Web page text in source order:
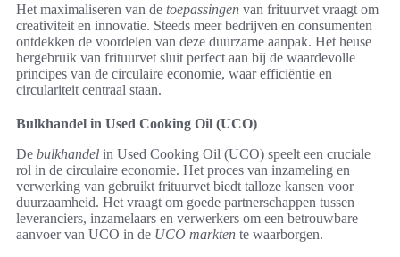
Het maximaliseren van de toepassingen van frituurvet vraagt om
creativiteit en innovatie. Steeds meer bedrijven en consumenten
ontdekken de voordelen van deze duurzame aanpak. Het heuse
hergebruik van frituurvet sluit perfect aan bij de waardevolle
principes van de circulaire economie, waar efficiëntie en
circulariteit centraal staan.
Bulkhandel in Used Cooking Oil (UCO)
De bulkhandel in Used Cooking Oil (UCO) speelt een cruciale
rol in de circulaire economie. Het proces van inzameling en
verwerking van gebruikt frituurvet biedt talloze kansen voor
duurzaamheid. Het vraagt om goede partnerschappen tussen
leveranciers, inzamelaars en verwerkers om een betrouwbare
aanvoer van UCO in de UCO markten te waarborgen.